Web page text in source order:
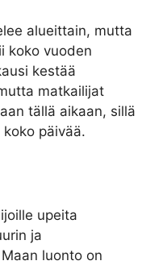
alueittain, mutta
koko vuoden
kestää
matkailijat
tällä aikaan, sillä
päivää.
upeita
ja
luonto on